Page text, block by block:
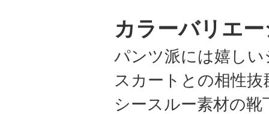
カラーバリエ
パンツ派には嬉し
スカートとの相性
シースルー素材の